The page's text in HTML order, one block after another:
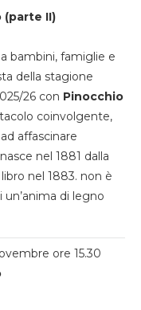
(parte II)
bambini, famiglie e
della stagione
26 con Pinocchio
coinvolgente,
affascinare
nel 1881 dalla
nel 1883. non è
di legno
ore 15.30